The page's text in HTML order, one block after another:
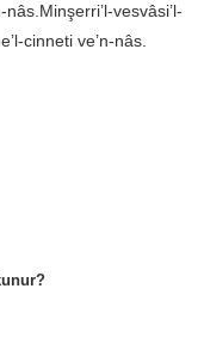
vesvâsi’l-
cinneti ve’n-nâs.